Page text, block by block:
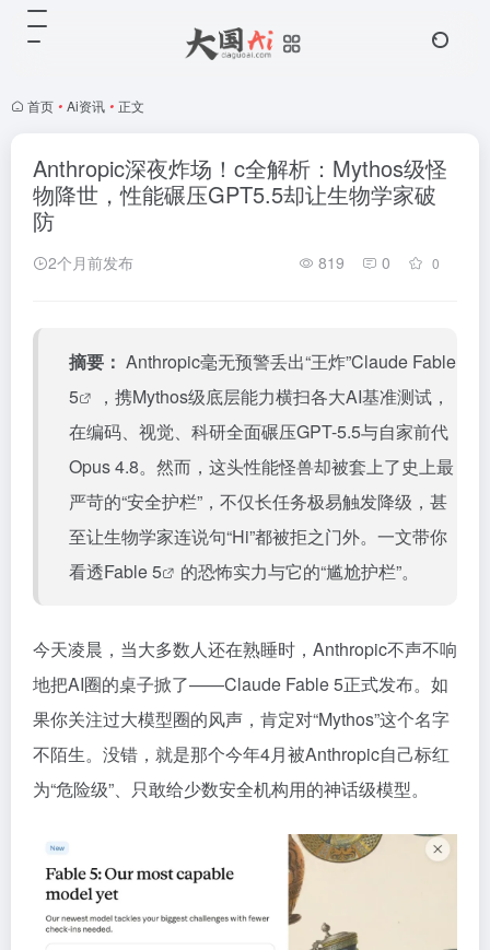
首页 • Ai资讯 • 正文
Anthropic深夜炸场！c全解析：Mythos级怪
物降世，性能碾压GPT5.5却让生物学家破
防
2个月前发布 819 0 0
摘要： Anthropic毫无预警丢出“王炸”Claude Fable
5
，携Mythos级底层能力横扫各大AI基准测试，
在编码、视觉、科研全面碾压GPT-5.5与自家前代
Opus 4.8。然而，这头性能怪兽却被套上了史上最
严苛的“安全护栏”，不仅长任务极易触发降级，甚
至让生物学家连说句“Hi”都被拒之门外。一文带你
看透Fable 5 的恐怖实力与它的“尴尬护栏”。
今天凌晨，当大多数人还在熟睡时，Anthropic不声不响
地把AI圈的桌子掀了——Claude Fable 5正式发布。如
果你关注过大模型圈的风声，肯定对“Mythos”这个名字
不陌生。没错，就是那个今年4月被Anthropic自己标红
为“危险级”、只敢给少数安全机构用的神话级模型。